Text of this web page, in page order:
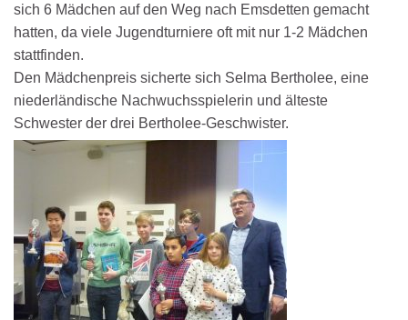
sich 6 Mädchen auf den Weg nach Emsdetten gemacht
hatten, da viele Jugendturniere oft mit nur 1-2 Mädchen
stattfinden.
Den Mädchenpreis sicherte sich Selma Bertholee, eine
niederländische Nachwuchsspielerin und älteste
Schwester der drei Bertholee-Geschwister.